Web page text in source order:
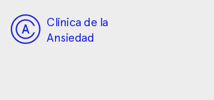
Clínica de la
Ansiedad